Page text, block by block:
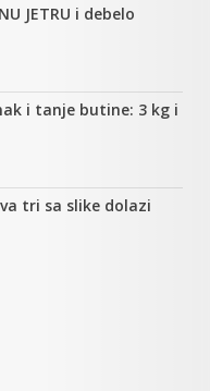
JETRU i debelo
i tanje butine: 3 kg i
tri sa slike dolazi